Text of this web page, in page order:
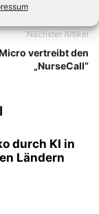
Nächster Artikel
vertreibt den
„NurseCall“
durch KI in
Ländern